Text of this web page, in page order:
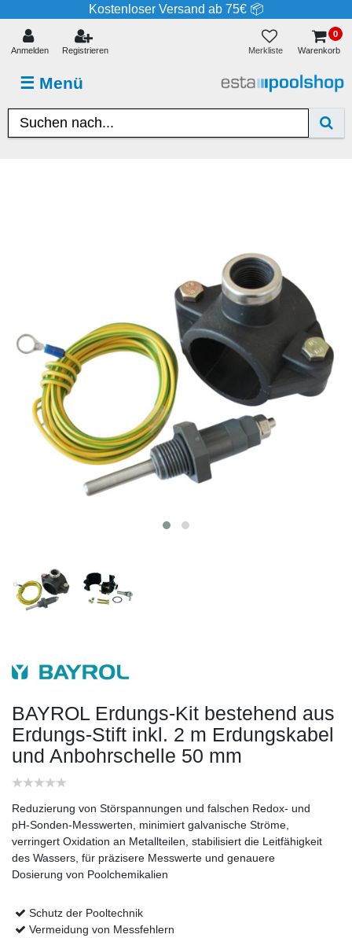
Kostenloser Versand ab 75€ 📦
☰ Menü
Anmelden Registrieren Merkliste
0
Warenkorb
BAYROL Erdungs-Kit bestehend aus
Erdungs-Stift inkl. 2 m Erdungskabel
und Anbohrschelle 50 mm
Reduzierung von Störspannungen und falschen Redox- und
pH-Sonden-Messwerten, minimiert galvanische Ströme,
verringert Oxidation an Metallteilen, stabilisiert die Leitfähigkeit
des Wassers, für präzisere Messwerte und genauere
Dosierung von Poolchemikalien
Schutz der Pooltechnik
Vermeidung von Messfehlern